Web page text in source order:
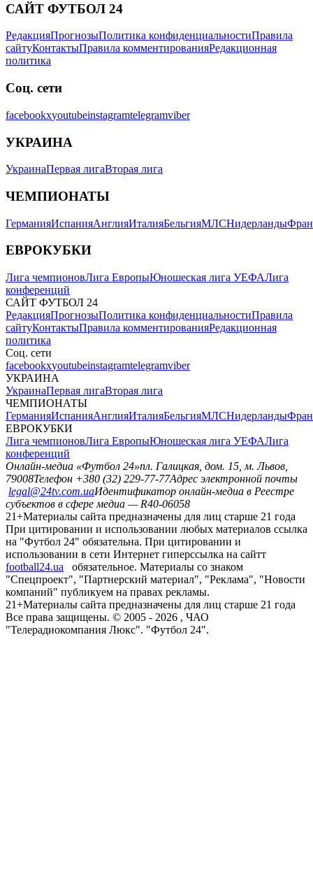
САЙТ ФУТБОЛ 24
РедакцияПрогнозыПолитика конфиденциальностиПравила
сайтуКонтактыПравила комментированияРедакционная
политика
Соц. сети
facebookxyoutubeinstagramtelegramviber
УКРАИНА
УкраинаПервая лигаВторая лига
ЧЕМПИОНАТЫ
ГерманияИспанияАнглияИталияБельгияМЛСНидерланды
ЕВРОКУБКИ
Лига чемпионовЛига ЕвропыЮношеская лига УЕФАЛига
конференций
САЙТ ФУТБОЛ 24
РедакцияПрогнозыПолитика конфиденциальностиПравила
сайтуКонтактыПравила комментированияРедакционная
политика
Соц. сети
facebookxyoutubeinstagramtelegramviber
УКРАИНА
УкраинаПервая лигаВторая лига
ЧЕМПИОНАТЫ
ГерманияИспанияАнглияИталияБельгияМЛСНидерланды
ЕВРОКУБКИ
Лига чемпионовЛига ЕвропыЮношеская лига УЕФАЛига
конференций
Онлайн-медиа «Футбол 24»пл. Галицкая, дом. 15, м. Львов,
79008Телефон +380 (32) 229-77-77Адрес электронной почты
legal@24tv.com.uaИдентификатор онлайн-медиа в Реестре
субъектов в сфере медиа — R40-06058
21+Материалы сайта предназначены для лиц старше 21 года
При цитировании и использовании любых материалов ссылка
на "Футбол 24" обязательна. При цитировании и
использовании в сети Интернет гиперссылка на сайтт
football24.ua
обязательное. Материалы со знаком
"Спецпроект", "Партнерский материал", "Реклама", "Новости
компаний" публикуем на правах рекламы.
21+Материалы сайта предназначены для лиц старше 21 года
Все права защищены. © 2005 - 2026 , ЧАО
"Телерадиокомпания Люкс". "Футбол 24".